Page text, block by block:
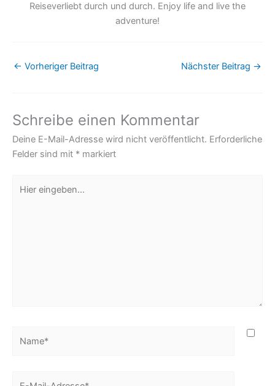
Reiseverliebt durch und durch. Enjoy life and live the
adventure!
← Vorheriger Beitrag Nächster Beitrag →
Schreibe einen Kommentar
Deine E-Mail-Adresse wird nicht veröffentlicht. Erforderliche
Felder sind mit * markiert
eingeben…